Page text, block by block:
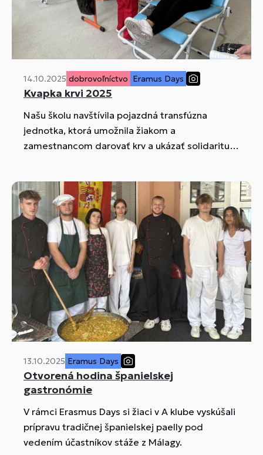
14.10.2025 dobrovoľníctvo Eramus Days
Kvapka krvi 2025
Našu školu navštívila pojazdná transfúzna
jednotka, ktorá umožnila žiakom a
zamestnancom darovať krv a ukázať solidaritu a
13.10.2025 Eramus Days
Otvorená hodina španielskej
gastronómie
V rámci Erasmus Days si žiaci v A klube vyskúšali
prípravu tradičnej španielskej paelly pod
vedením účastníkov stáže z Málagy.